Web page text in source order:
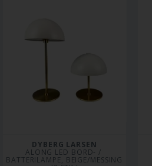
DYBERG LARSEN
ALONG LED BORD- /
BATTERILAMPE, BEIGE/MESSING